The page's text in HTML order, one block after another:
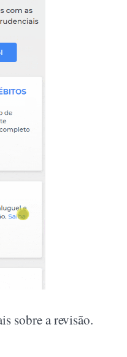
sobre a revisão.